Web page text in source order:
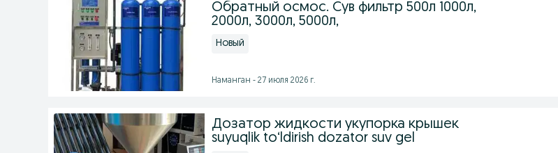
Обратный осмос. Сув фильтр 500л 1000л,
2000л, 3000л, 5000л,
Новый
Наманган - 27 июля 2026 г.
Дозатор жидкости укупорка крышек
suyuqlik to‘ldirish dozator suv gel